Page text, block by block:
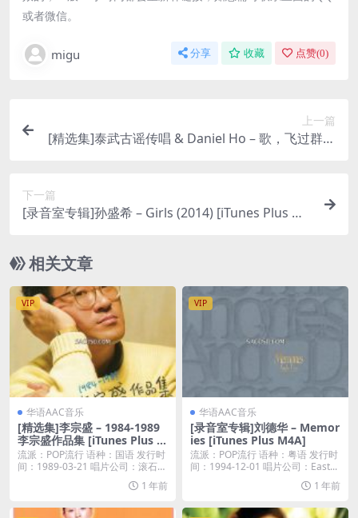
或者微信。
migu 分享 收藏 点赞(0)
上一篇
[精选集]泰武古谣传唱 & Daniel Ho – 歌，飞过群山
下一篇
[录音室专辑]孙盛希 – Girls (2014) [iTunes Plus M4
相关文章
VIP
华语AAC音乐
[精选集]李宗盛 – 1984-1989
李宗盛作品集 [iTunes Plus M
4A]
流派：POP流行 语种：国语 发行时
间：1989-03-21 唱片公司：滚石唱
1 年前
VIP
华语AAC音乐
[录音室专辑]刘德华 – Memor
ies [iTunes Plus M4A]
流派：POP流行 语种：粤语 发行时
间：1994-12-01 唱片公司：East...
1 年前